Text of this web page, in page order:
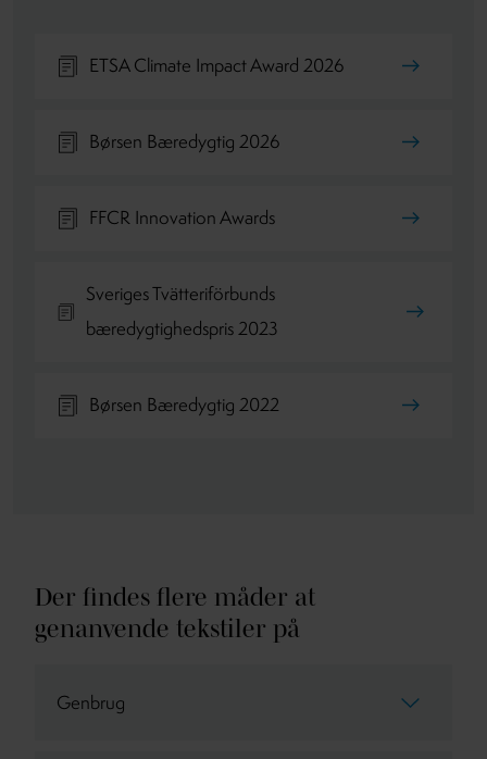
ETSA Climate Impact Award 2026
Børsen Bæredygtig 2026
FFCR Innovation Awards
Sveriges Tvätteriförbunds
bæredygtighedspris 2023
Børsen Bæredygtig 2022
Der findes flere måder at
genanvende tekstiler på
Genbrug